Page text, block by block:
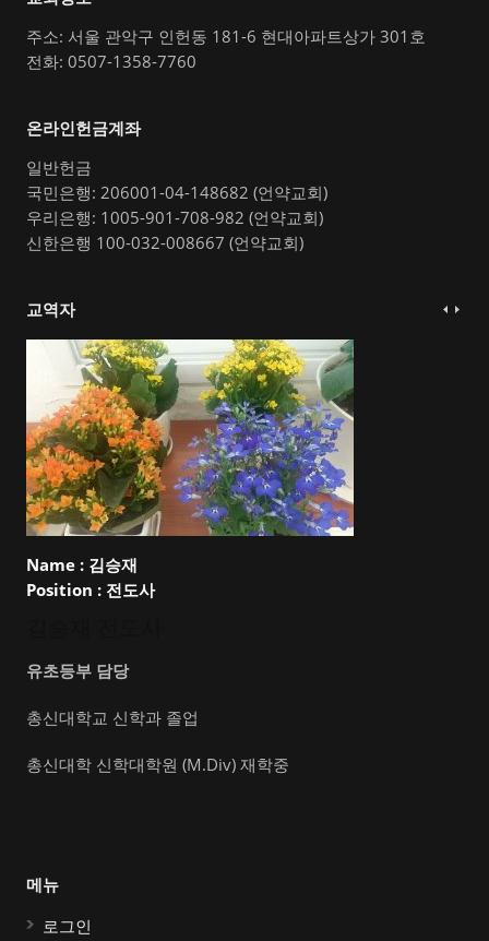
주소: 서울 관악구 인헌동 181-6 현대아파트상가 301호
전화: 0507-1358-7760
온라인헌금계좌
일반헌금
국민은행: 206001-04-148682 (언약교회)
우리은행: 1005-901-708-982 (언약교회)
신한은행 100-032-008667 (언약교회)
교역자
Name : 김승재
Position : 전도사
유초등부 담당
총신대학교 신학과 졸업
총신대학 신학대학원 (M.Div) 재학중
메뉴
로그인